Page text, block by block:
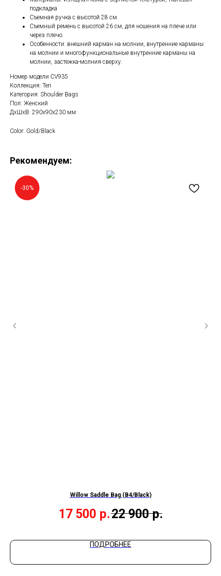
подкладка
Съемная ручка с высотой 28 см.
Съемный ремень с высотой 26 см, для ношения на плече или
через плечо.
Особенности: внешний карман на молнии, внутренние карманы
на молнии и многофункциональные внутренние карманы на
молнии, застежка-молния сверху.
Номер модели CV935
Коллекция: Teri
Категория: Shoulder Bags
Пол: Женский
ДxШxВ: 290x90x230 мм
Color: Gold/Black
Рекомендуем:
-30%
Willow Saddle Bag (B4/Black)
17 500 р.22 900 р.
ПОДРОБНЕЕ